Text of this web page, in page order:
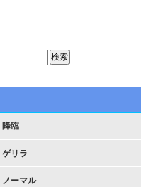
降臨
ゲリラ
ノーマル